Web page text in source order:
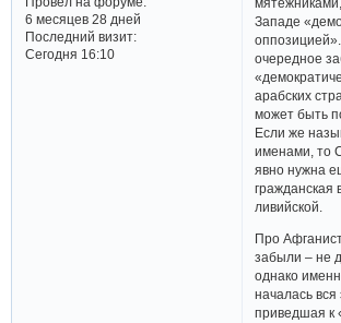
6 месяцев 28 дней
Последний визит:
Сегодня 16:10
Западе
очередное
арабских
может быть
Если же
именами, то
явно нужна
гражданская
ливийской.
Про
забыли – не
однако
началась вся
приведшая к